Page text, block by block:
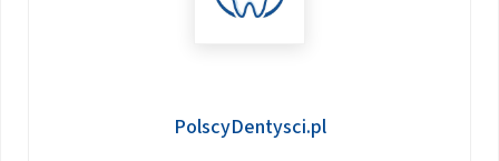
PolscyDentysci.pl